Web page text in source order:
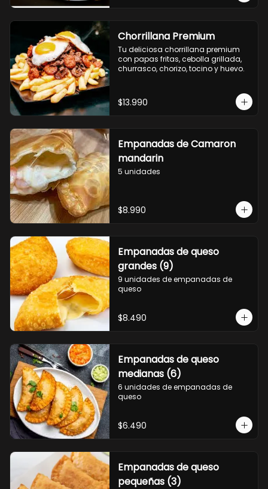
Chorrillana Premium
Tu deliciosa chorrillana premium
con papas fritas, cebolla grillada,
churrasco, chorizo, tocino y huevo.
$13.990
Empanadas de Camaron
mandarin
5 unidades
$8.990
Empanadas de queso
grandes (9)
9 unidades de empanadas de
queso
$8.490
Empanadas de queso
medianas (6)
6 unidades de empanadas de
queso
$6.490
Empanadas de queso
pequeñas (3)